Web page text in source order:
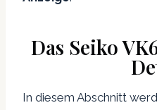
Das Seiko
In diesem Abschnitt